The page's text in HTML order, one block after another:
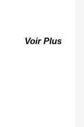
Voir Plus